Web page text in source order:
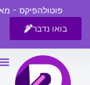
visibility_off השבת את
פוטולהפיקס -
בואו נדבר